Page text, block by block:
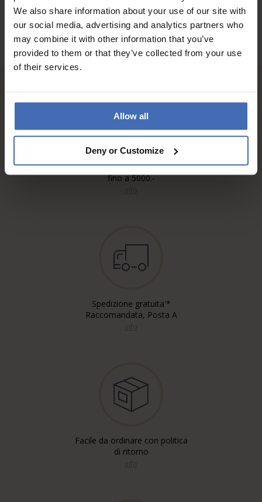
We also share information about your use of our site with
our social media, advertising and analytics partners who
may combine it with other information that you’ve
provided to them or that they’ve collected from your use
of their services.
Allow all
Deny or Customize
Fattura & Pagamento a rate
fino a 5000.-
Spedizione gratuita'*
Raccomandata, Posta A
Facile da ordinare con politica
di ritorno